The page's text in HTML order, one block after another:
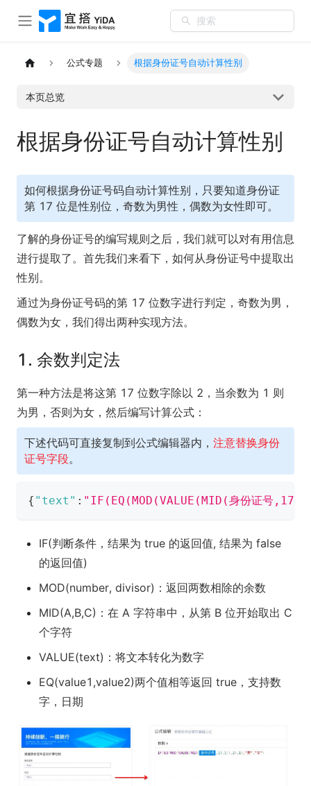
搜索
公式专题 根据身份证号自动计算性别
本页总览
根据身份证号自动计算性别
如何根据身份证号码自动计算性别，只要知道身份证
第 17 位是性别位，奇数为男性，偶数为女性即可。
了解的身份证号的编写规则之后，我们就可以对有用信息
进行提取了。首先我们来看下，如何从身份证号中提取出
性别。
通过为身份证号码的第 17 位数字进行判定，奇数为男，
偶数为女，我们得出两种实现方法。
1. 余数判定法
第一种方法是将这第 17 位数字除以 2，当余数为 1 则
为男，否则为女，然后编写计算公式：
下述代码可直接复制到公式编辑器内， 注意替换身份
证号字段。
{ "text" : "IF(EQ(MOD(VALUE(MID(​身份证
IF(判断条件，结果为 true 的返回值, 结果为 false
的返回值)
MOD(number, divisor) ：返回两数相除的余数
MID(A,B,C)：在 A 字符串中，从第 B 位开始取出 C
个字符
VALUE(text)：将文本转化为数字
EQ(value1,value2)两个值相等返回 true，支持数
字，日期